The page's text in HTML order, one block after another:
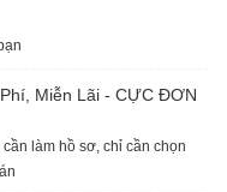
Miễn Lãi - CỰC ĐƠN
làm hồ sơ, chỉ cần chọn